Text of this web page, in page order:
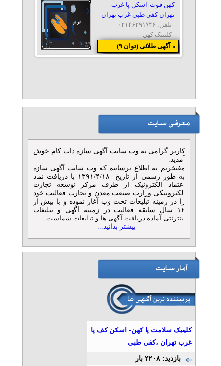
کهن فوت| اسکن پا غرب
تهران کفی طبی غرب تهران
کلینیک کهن
تلفن: ۰۲۱۴۶۲۹۱۷۴۶
» آگهی طلائی (توان ۹)
» آگهی طلائی (توان ۹)
بهترین خدمات درمان
مشکلات پا در غرب تهران
Kohan foot clinic
» آگهی نقره ای (توان ۶)
درمان خارپاشنه در سعادت‌آباد
| کلینیک پا کهن
کهن فوت
تلفن: ۰۲۱۴۶۲۹۱۷۴۶
» آگهی نقره ای (توان ۶)
کفی طبی شهرک غرب
کهن فوت
» آگهی برنزی (توان ۲)
مرکز ارتوپدی فنی در غرب
تهران - کهن فوت
ارتوپدی فنی کهن غرب تهران
» آگهی برنزی (توان ۲)
کامپوزیت لمینت عصب کشی
کاربر گرامی به وب سایت آگهی سازه دات کام خوش
آمدید.
مفتخریم به اطلاع برسانیم که وب سایت آگهی سازه
به طور رسمی از تاریخ ۱۳۹۱/۴/۱۸ با دریافت نماد
اعتماد الکترونیک از طرف مرکز توسعه تجارت
الکترونیکی وزارت صنعت معدن و تجارت فعالیت خود
را در زمینه تبلیغات تحت وب آغاز نموده و با بیش از
۱۲ سال سابقه فعالیت در زمینه آگهی و تبلیغات
اینترنتی آماده دریافت آگهی ها و تبلیغات شماست.
بیشتر بدانید...
کلینیک سلامت پا کهن- اسکن کف پا
غرب تهران ،کفی طبی
بازدید: ۲۲۰۸ بار